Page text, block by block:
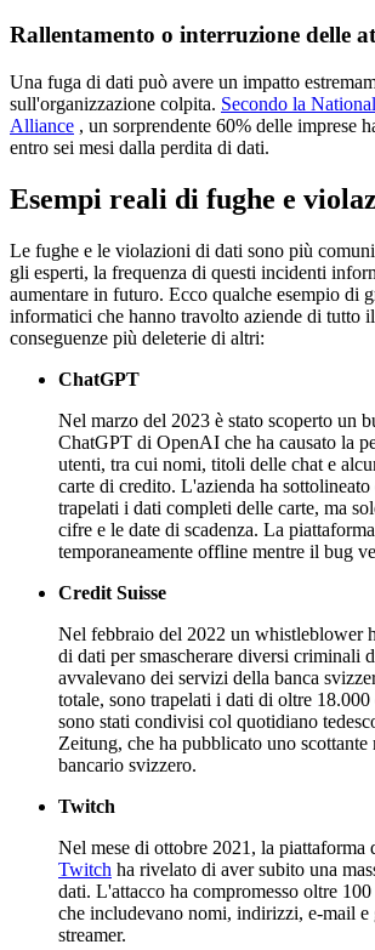
Rallentamento o interruzione delle
Una fuga di dati può avere un impatto
sull'organizzazione colpita. Secondo la
Alliance , un sorprendente 60% delle imprese
entro sei mesi dalla perdita di dati.
Esempi reali di fughe e
Le fughe e le violazioni di dati sono più
gli esperti, la frequenza di questi incidenti
aumentare in futuro. Ecco qualche esempio di
informatici che hanno travolto aziende di tutto
conseguenze più deleterie di altri:
ChatGPT
Nel marzo del 2023 è stato scoperto un
ChatGPT di OpenAI che ha causato la
utenti, tra cui nomi, titoli delle chat e
carte di credito. L'azienda ha sottolineato
trapelati i dati completi delle carte, ma
cifre e le date di scadenza. La
temporaneamente offline mentre il bug
Credit Suisse
Nel febbraio del 2022 un whistleblower
di dati per smascherare diversi criminali
avvalevano dei servizi della banca
totale, sono trapelati i dati di oltre
sono stati condivisi col quotidiano
Zeitung, che ha pubblicato uno scottante
bancario svizzero.
Twitch
Nel mese di ottobre 2021, la piattaforma
Twitch ha rivelato di aver subito una
dati. L'attacco ha compromesso oltre
che includevano nomi, indirizzi, e-mail e
streamer.